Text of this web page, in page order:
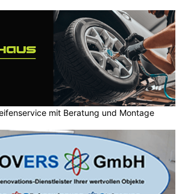
mit Beratung und Montage